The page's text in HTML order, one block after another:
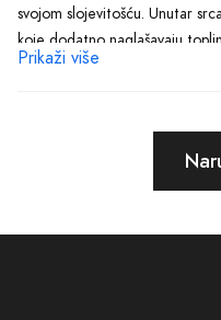
svojom slojevitošću. Unutar
koje dodatno naglašavaju
dojam intenzivnosti i predanosti.
ambergrisa i mošusa, parfem
Prikaži više